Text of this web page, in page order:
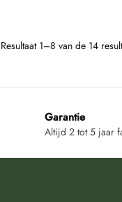
Resultaat 1–8 van de 14
Garantie
Altijd 2 tot 5 jaar